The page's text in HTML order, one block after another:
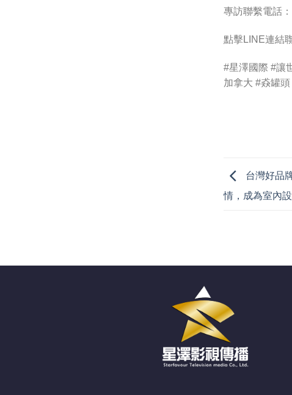
專訪聯繫電話
點擊LINE連結
#星澤國際 #讓
加拿大 #猋罐
台灣好品
情，成為室內